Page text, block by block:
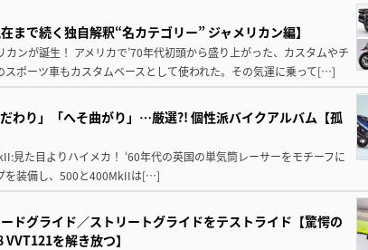
まで続く独自解釈“名カテゴリー” ジャメリカン編】
ンが誕生！ アメリカで’70年代初頭から盛り上がった、カスタムやチ
スポーツ車もカスタムベースとして使われた。その気運に乗って[…]
わり」「へそ曲がり」…厳選?! 個性派バイクアルバム【孤
見た目よりハイメカ！ ‘60年代の英国の単気筒レーサーをモチーフに
を装備し、500と400MkIIは[…]
ドグライド／ストリートグライドをテストライド【驚愕の
を解き放つ】